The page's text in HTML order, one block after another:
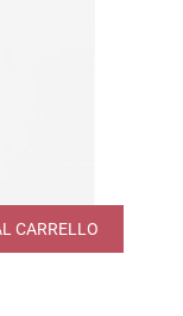
CARRELLO